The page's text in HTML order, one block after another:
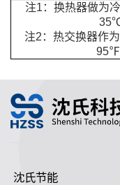
注1：换热器做为
注2：热交换器作
95℉
沈氏节能